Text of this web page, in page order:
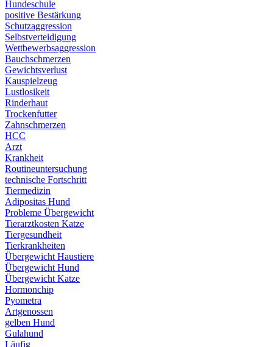
Hundeschule
positive Bestärkung
Schutzaggression
Selbstverteidigung
Wettbewerbsaggression
Bauchschmerzen
Gewichtsverlust
Kauspielzeug
Lustlosikeit
Rinderhaut
Trockenfutter
Zahnschmerzen
HCC
Arzt
Krankheit
Routineuntersuchung
technische Fortschritt
Tiermedizin
Adipositas Hund
Probleme Übergewicht
Tierarztkosten Katze
Tiergesundheit
Tierkrankheiten
Übergewicht Haustiere
Übergewicht Hund
Übergewicht Katze
Hormonchip
Pyometra
Artgenossen
gelben Hund
Gulahund
Läufig